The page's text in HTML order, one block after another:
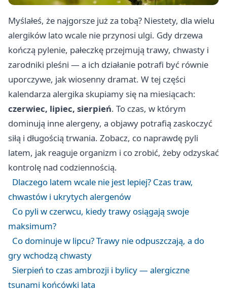
Myślałeś, że najgorsze już za tobą? Niestety, dla wielu
alergików lato wcale nie przynosi ulgi. Gdy drzewa
kończą pylenie, pałeczkę przejmują trawy, chwasty i
zarodniki pleśni — a ich działanie potrafi być równie
uporczywe, jak wiosenny dramat. W tej części
kalendarza alergika skupiamy się na miesiącach:
czerwiec, lipiec, sierpień. To czas, w którym
dominują inne alergeny, a objawy potrafią zaskoczyć
siłą i długością trwania. Zobacz, co naprawdę pyli
latem, jak reaguje organizm i co zrobić, żeby odzyskać
kontrolę nad codziennością.
Dlaczego latem wcale nie jest lepiej? Czas traw,
chwastów i ukrytych alergenów
Co pyli w czerwcu, kiedy trawy osiągają swoje
maksimum?
Co dominuje w lipcu? Trawy nie odpuszczają, a do
gry wchodzą chwasty
Sierpień to czas ambrozji i bylicy — alergiczne
tsunami końcówki lata